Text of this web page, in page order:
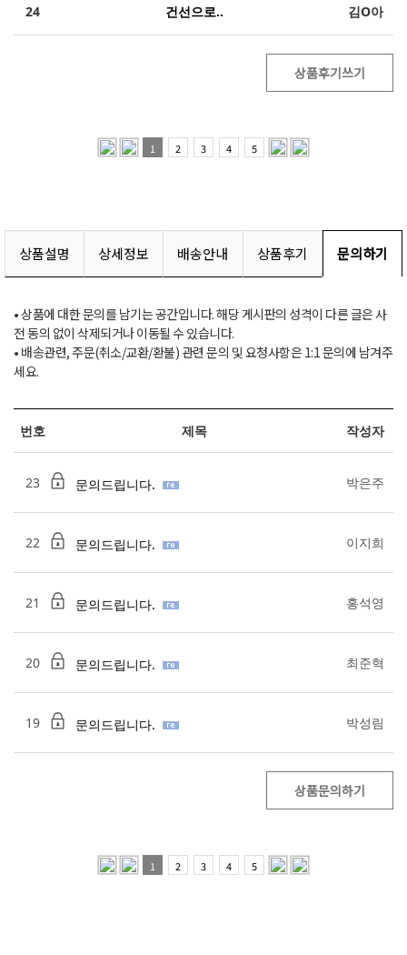
24 건선으로.. 김O아
상품후기쓰기
1 2 3 4 5
상품설명 상세정보 배송안내 상품후기 문의하기
• 상품에 대한 문의를 남기는 공간입니다. 해당 게시판의 성격이 다른 글은 사
전 동의 없이 삭제되거나 이동될 수 있습니다.
• 배송관련, 주문(취소/교환/환불) 관련 문의 및 요청사항은 1:1 문의에 남겨주
세요.
번호 제목 작성자
23 문의드립니다. 박은주
22 문의드립니다. 이지희
21 문의드립니다. 홍석영
20 문의드립니다. 최준혁
19 문의드립니다. 박성림
상품문의하기
1 2 3 4 5